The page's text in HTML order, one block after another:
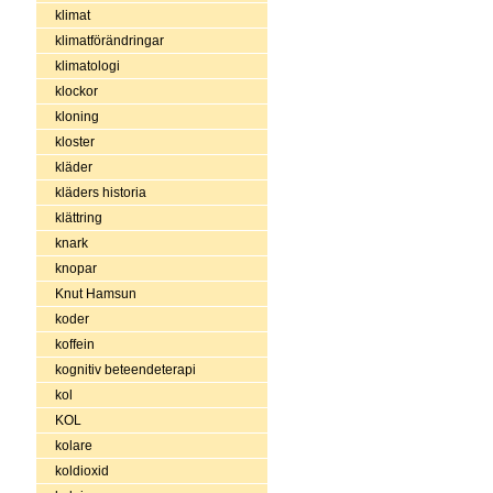
klimat
klimatförändringar
klimatologi
klockor
kloning
kloster
kläder
kläders historia
klättring
knark
knopar
Knut Hamsun
koder
koffein
kognitiv beteendeterapi
kol
KOL
kolare
koldioxid